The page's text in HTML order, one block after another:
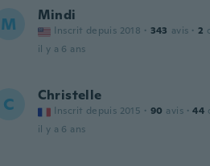
M Mindi
Inscrit depuis 2018 · 343 avis · 2
il y a 6 ans
C Christelle
Inscrit depuis 2015 · 90 avis · 44
il y a 6 ans